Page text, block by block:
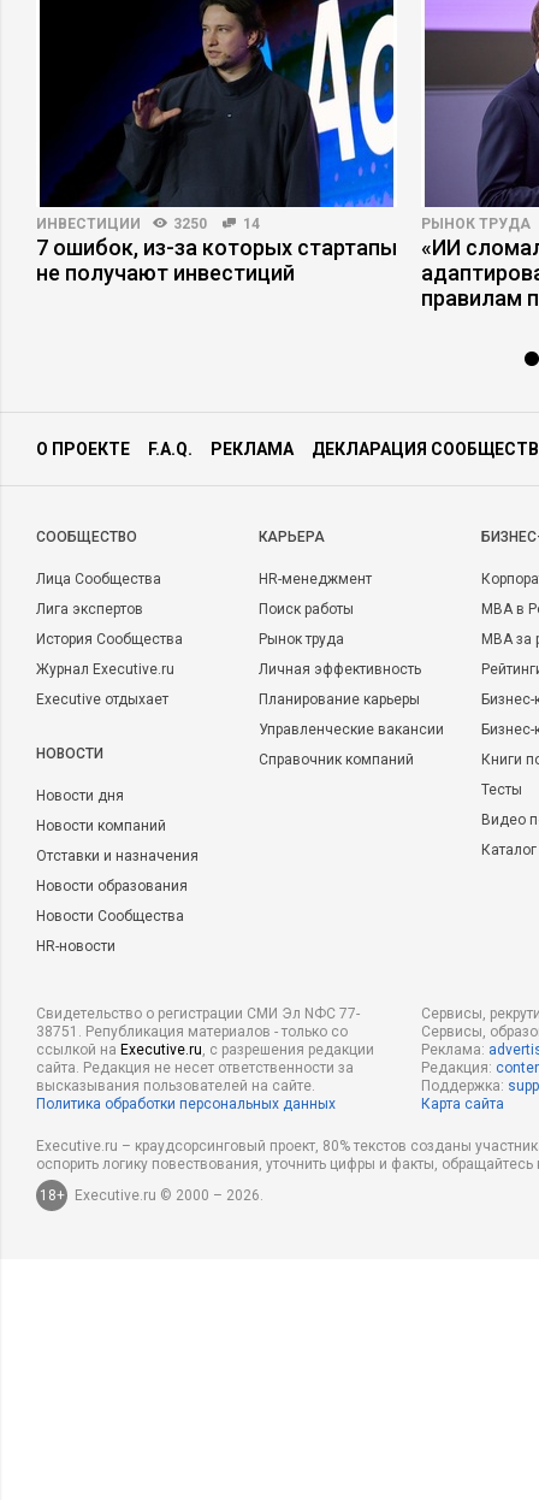
ИНВЕСТИЦИИ 3250 14
7 ошибок, из-за которых стартапы
не получают инвестиций
РЫНОК ТРУДА
«ИИ
правилам
О ПРОЕКТЕ F.A.Q. РЕКЛАМА ДЕКЛАРАЦИЯ
CООБЩЕСТВО
Лица Сообщества
Лига экспертов
История Сообщества
Журнал Executive.ru
Executive отдыхает
НОВОСТИ
Новости дня
Новости компаний
Отставки и назначения
Новости образования
Новости Сообщества
HR-новости
КАРЬЕРА
HR-менеджмент
Поиск работы
Рынок труда
Личная эффективность
Планирование карьеры
Управленческие вакансии
Справочник компаний
MBA в
MBA
Бизнес-
Книги
Тесты
Видео
Свидетельство о регистрации СМИ Эл NФС 77-
38751. Републикация материалов - только со
ссылкой на Executive.ru, с разрешения редакции
сайта. Редакция не несет ответственности за
высказывания пользователей на сайте.
Политика обработки персональных данных
Сервисы,
Сервисы,
Реклама:
Редакция:
Поддержка:
Карта сайта
Executive.ru – краудсорсинговый проект, 80% текстов созданы
оспорить логику повествования, уточнить цифры и факты,
18+
Executive.ru © 2000 – 2026.